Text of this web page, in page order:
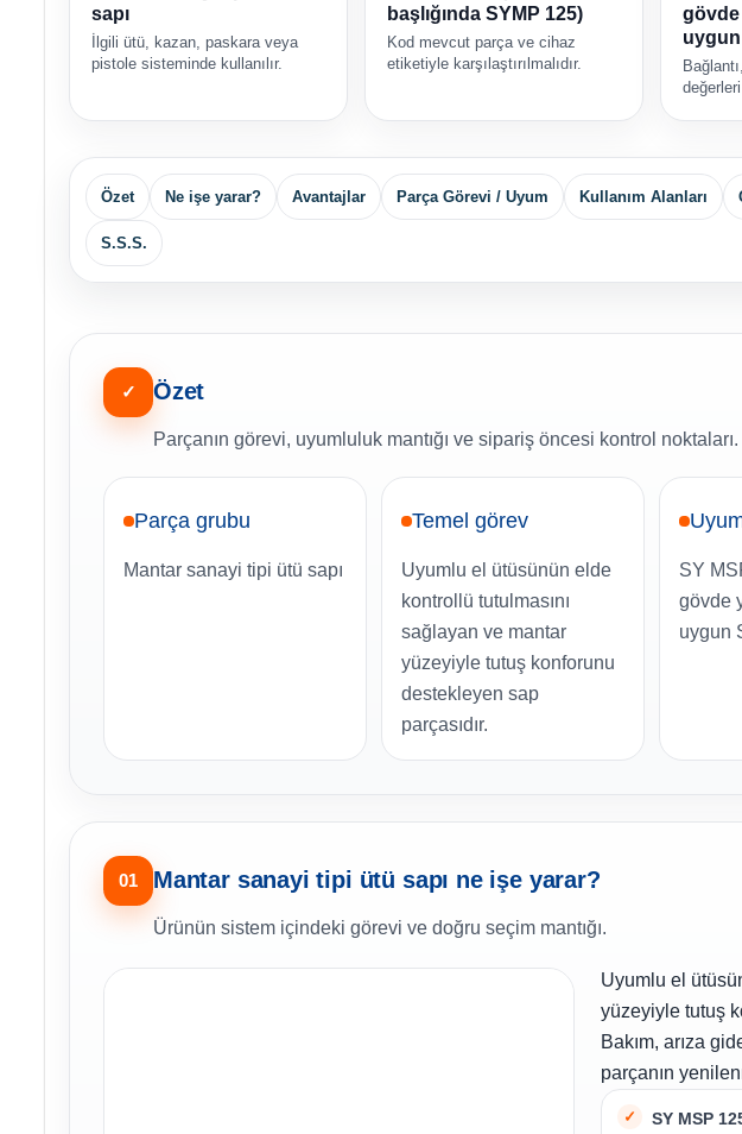
sapı
İlgili ütü, kazan, paskara veya
pistole sisteminde kullanılır.
başlığında SYMP 125)
Kod mevcut parça ve cihaz
etiketiyle karşılaştırılmalıdır.
gövde
Özet Ne işe yarar? Avantajlar Parça Görevi / Uyum Kullanım Alanları
S.S.S.
✓ Özet
Parçanın görevi, uyumluluk mantığı ve sipariş öncesi kontrol noktaları.
Parça grubu
Mantar sanayi tipi ütü sapı
Temel görev
Uyumlu el ütüsünün elde
kontrollü tutulmasını
sağlayan ve mantar
yüzeyiyle tutuş konforunu
destekleyen sap
parçasıdır.
SY
gövde
uygun
01 Mantar sanayi tipi ütü sapı ne işe yarar?
Ürünün sistem içindeki görevi ve doğru seçim mantığı.
Uyumlu el
yüzeyiyle tutuş
Bakım, arıza
parçanın
SY MSP